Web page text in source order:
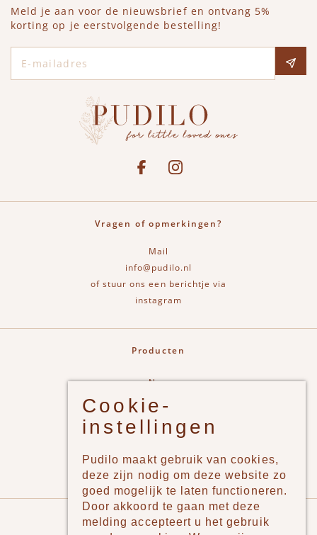
Meld je aan voor de nieuwsbrief en ontvang 5%
korting op je eerstvolgende bestelling!
See our FacebookBekijk onze Instagram pagina
Vragen of opmerkingen?
Mail
info@pudilo.nl
of stuur ons een berichtje via
instagram
Producten
New
Jongens
Meisjes
Merken
Pudilo
Cookie-
instellingen
Pudilo maakt gebruik van cookies,
deze zijn nodig om deze website zo
goed mogelijk te laten functioneren.
Door akkoord te gaan met deze
melding accepteert u het gebruik